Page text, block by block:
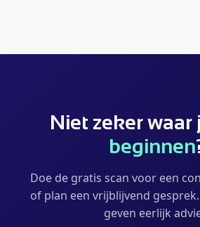
Niet zeker waar
beginnen
Doe de gratis scan voor een
of plan een vrijblijvend
geven eerlijk